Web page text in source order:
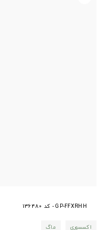
GP-FFXRHH - کد 136480
اکسسوری ماگ